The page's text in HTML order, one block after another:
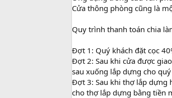
Cửa thông phòng cũng là
Quy trình thanh toán chia
Đợt 1: Quý khách đặt cọc
Đợt 2: Sau khi cửa được
sau xuống lắp dựng cho
Đợt 3: Sau khi thợ lắp dựng
cho thợ lắp dựng bằng tiền